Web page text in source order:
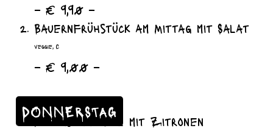
– € 9,90 –
Bauernfrühstück am Mittag mit Salat
veggie, C
– € 9,00 –
DONNERSTAG
Putenschnitzel mit Zitronen